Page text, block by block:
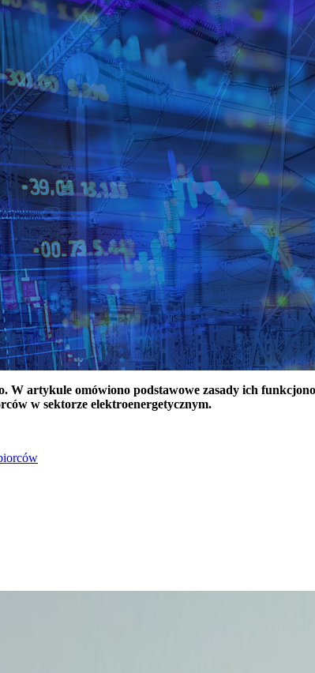
artykule omówiono podstawowe zasady ich
w sektorze elektroenergetycznym.